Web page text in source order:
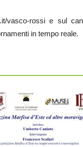
vasco-rossi e sul
in tempo reale.